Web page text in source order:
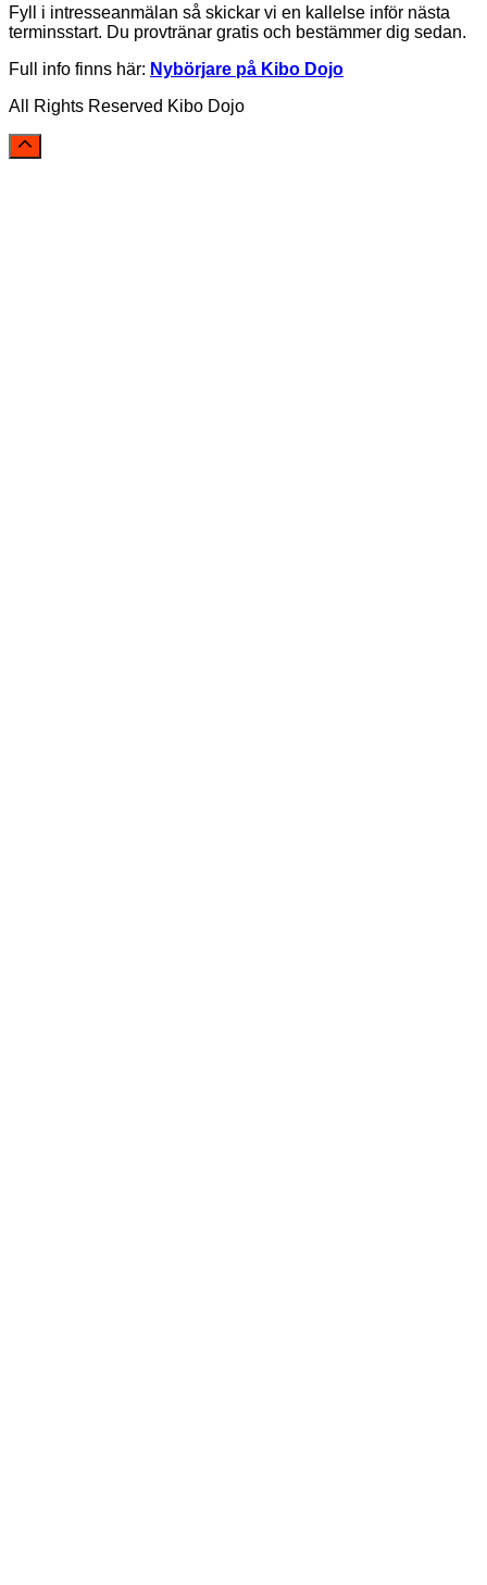
Fyll i intresseanmälan så skickar vi en kallelse inför nästa
terminsstart. Du provtränar gratis och bestämmer dig sedan.
Full info finns här: Nybörjare på Kibo Dojo
All Rights Reserved Kibo Dojo